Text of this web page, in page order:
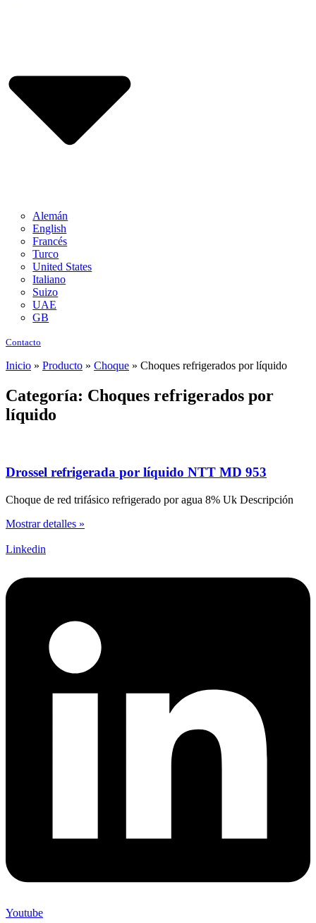
Alemán
English
Francés
Turco
United States
Italiano
Suizo
UAE
GB
Contacto
Inicio » Producto » Choque » Choques refrigerados por líquido
Categoría: Choques refrigerados por
líquido
Drossel refrigerada por líquido NTT MD 953
Choque de red trifásico refrigerado por agua 8% Uk Descripción
Mostrar detalles »
Linkedin
Youtube